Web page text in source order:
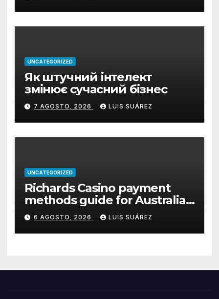
UNCATEGORIZED
Як штучний інтелект
змінює сучасний бізнес
7 AGOSTO, 2026 LUIS SUÁREZ
UNCATEGORIZED
Richards Casino payment
methods guide for Australian
players
6 AGOSTO, 2026 LUIS SUÁREZ